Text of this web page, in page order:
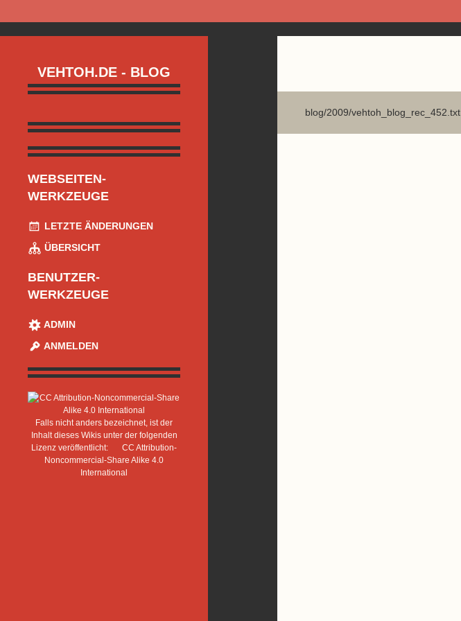
VEHTOH.DE - BLOG
WEBSEITEN-
WERKZEUGE
LETZTE ÄNDERUNGEN
ÜBERSICHT
BENUTZER-
WERKZEUGE
ADMIN
ANMELDEN
Falls nicht anders bezeichnet, ist der
Inhalt dieses Wikis unter der folgenden
Lizenz veröffentlicht:
CC Attribution-
Noncommercial-Share Alike 4.0
International
blog/2009/vehtoh_blog_rec_452.txt